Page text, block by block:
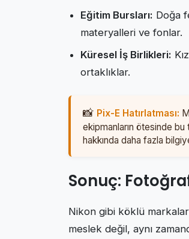
Eğitim Bursları: Doğa
materyalleri ve fonlar.
Küresel İş Birlikleri:
ortaklıklar.
Pix-E Hatırlatması:
ekipmanların ötesinde
hakkında daha fazla
Sonuç:
Nikon gibi köklü
meslek değil, aynı